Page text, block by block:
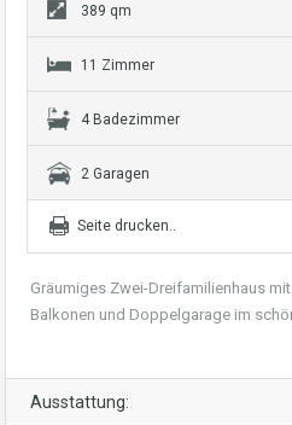
389 qm
11 Zimmer
4 Badezimmer
2 Garagen
Seite drucken..
Gräumiges Zwei-Dreifamilienhaus
Balkonen und Doppelgarage im
Ausstattung: